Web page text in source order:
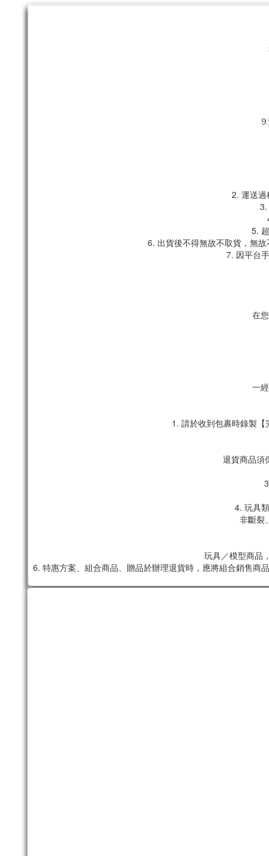
2. 運送過
3.
5.
6. 出貨後不得無故不取貨，無
7. 因平台
在
一
1. 請於收到包裹時錄製
退貨商品須
4. 玩具
非斷裂
玩具／模型商品
6. 特惠方案、組合商品、贈品於辦理退貨時，應將組合銷售商